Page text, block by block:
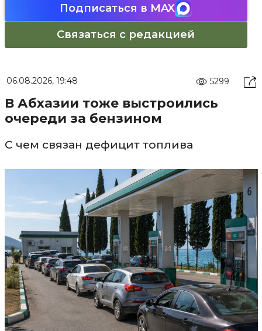
Подписаться в MAX
Связаться с редакцией
06.08.2026, 19:48 5299
В Абхазии тоже выстроились
очереди за бензином
С чем связан дефицит топлива